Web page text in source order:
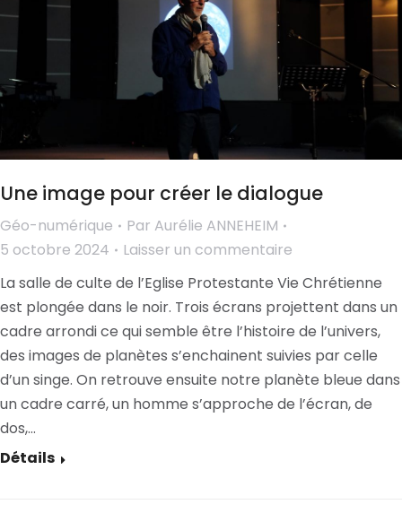
Une image pour créer le dialogue
Géo-numérique Par Aurélie ANNEHEIM
5 octobre 2024
Laisser un commentaire
La salle de culte de l’Eglise Protestante Vie Chrétienne
est plongée dans le noir. Trois écrans projettent dans un
cadre arrondi ce qui semble être l’histoire de l’univers,
des images de planètes s’enchainent suivies par celle
d’un singe. On retrouve ensuite notre planète bleue dans
un cadre carré, un homme s’approche de l’écran, de
dos,…
Détails